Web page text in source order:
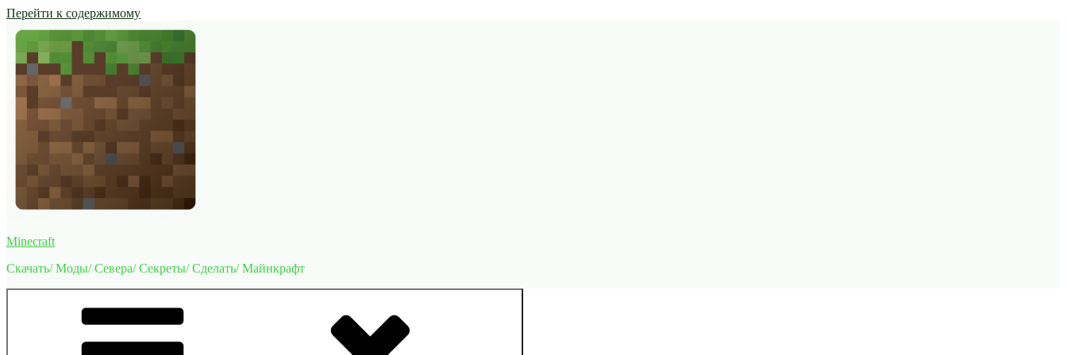
Перейти к содержимому
Minecraft
Скачать/ Моды/ Севера/ Секреты/ Сделать/ Майнкрафт